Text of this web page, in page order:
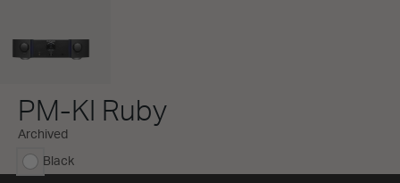
PM-KI Ruby
Archived
sélectionné
Black